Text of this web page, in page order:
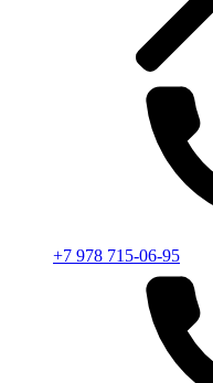
+7 978 715-06-95